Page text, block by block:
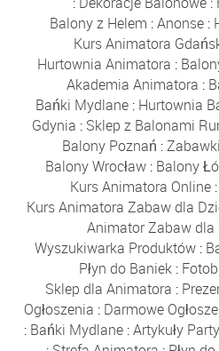
Balony z Helem :Anonse :
Kurs Animatora
Hurtownia Animatora :
Akademia Animatora :
Bańki Mydlane : Hurtownia
Gdynia : Sklep z Balonami
Balony Poznań :Zabawki
Balony Wrocław : Balony
Kurs Animatora Online :
Kurs Animatora Zabaw dla
Animator Zabaw dla
Wyszukiwarka Produktów :
Płyn do Baniek:
Sklep dla Animatora :
Ogłoszenia : Darmowe
: Bańki Mydlane :Artykuły Party